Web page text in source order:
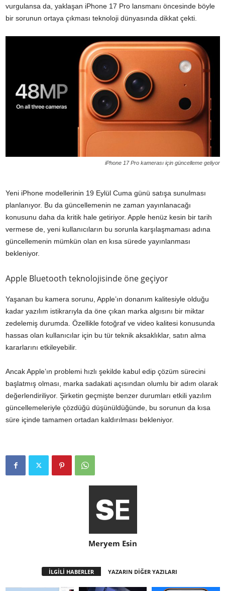
vurgulansa da, yaklaşan iPhone 17 Pro lansmanı öncesinde böyle
bir sorunun ortaya çıkması teknoloji dünyasında dikkat çekti.
iPhone 17 Pro kamerası için güncelleme geliyor
Yeni iPhone modellerinin 19 Eylül Cuma günü satışa sunulması
planlanıyor. Bu da güncellemenin ne zaman yayınlanacağı
konusunu daha da kritik hale getiriyor. Apple henüz kesin bir tarih
vermese de, yeni kullanıcıların bu sorunla karşılaşmaması adına
güncellemenin mümkün olan en kısa sürede yayınlanması
bekleniyor.
Apple Bluetooth teknolojisinde öne geçiyor
Yaşanan bu kamera sorunu, Apple’ın donanım kalitesiyle olduğu
kadar yazılım istikrarıyla da öne çıkan marka algısını bir miktar
zedelemiş durumda. Özellikle fotoğraf ve video kalitesi konusunda
hassas olan kullanıcılar için bu tür teknik aksaklıklar, satın alma
kararlarını etkileyebilir.
Ancak Apple’ın problemi hızlı şekilde kabul edip çözüm sürecini
başlatmış olması, marka sadakati açısından olumlu bir adım olarak
değerlendiriliyor. Şirketin geçmişte benzer durumları etkili yazılım
güncellemeleriyle çözdüğü düşünüldüğünde, bu sorunun da kısa
süre içinde tamamen ortadan kaldırılması bekleniyor.
Meryem Esin
İLGİLİ HABERLER YAZARIN DİĞER YAZILARI